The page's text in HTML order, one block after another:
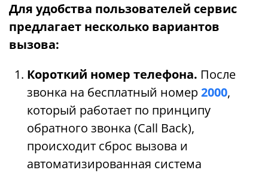
Для удобства пользователей сервис
предлагает несколько вариантов
вызова:
Короткий номер телефона. После
звонка на бесплатный номер2000,
который работает по принципу
обратного звонка (Call Back),
происходит сброс вызова и
автоматизированная система